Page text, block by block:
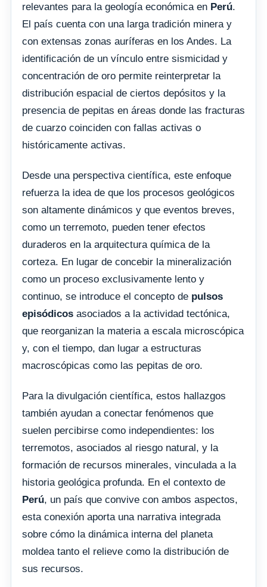
relevantes para la geología económica en Perú.
El país cuenta con una larga tradición minera y
con extensas zonas auríferas en los Andes. La
identificación de un vínculo entre sismicidad y
concentración de oro permite reinterpretar la
distribución espacial de ciertos depósitos y la
presencia de pepitas en áreas donde las fracturas
de cuarzo coinciden con fallas activas o
históricamente activas.
Desde una perspectiva científica, este enfoque
refuerza la idea de que los procesos geológicos
son altamente dinámicos y que eventos breves,
como un terremoto, pueden tener efectos
duraderos en la arquitectura química de la
corteza. En lugar de concebir la mineralización
como un proceso exclusivamente lento y
continuo, se introduce el concepto de pulsos
episódicos asociados a la actividad tectónica,
que reorganizan la materia a escala microscópica
y, con el tiempo, dan lugar a estructuras
macroscópicas como las pepitas de oro.
Para la divulgación científica, estos hallazgos
también ayudan a conectar fenómenos que
suelen percibirse como independientes: los
terremotos, asociados al riesgo natural, y la
formación de recursos minerales, vinculada a la
historia geológica profunda. En el contexto de
Perú, un país que convive con ambos aspectos,
esta conexión aporta una narrativa integrada
sobre cómo la dinámica interna del planeta
moldea tanto el relieve como la distribución de
sus recursos.